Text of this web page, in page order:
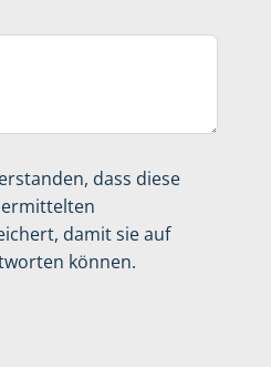
dass diese
damit sie auf
können.